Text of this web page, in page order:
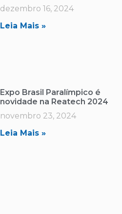
dezembro 16, 2024
Leia Mais »
Expo Brasil Paralímpico é
novidade na Reatech 2024
novembro 23, 2024
Leia Mais »